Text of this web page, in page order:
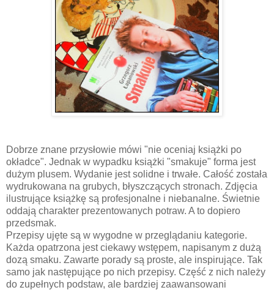
Dobrze znane przysłowie mówi "nie oceniaj książki po
okładce". Jednak w wypadku książki "smakuje" forma jest
dużym plusem. Wydanie jest solidne i trwałe. Całość została
wydrukowana na grubych, błyszczących stronach. Zdjęcia
ilustrujące książkę są profesjonalne i niebanalne. Świetnie
oddają charakter prezentowanych potraw. A to dopiero
przedsmak.
Przepisy ujęte są w wygodne w przeglądaniu kategorie.
Każda opatrzona jest ciekawy wstępem, napisanym z dużą
dozą smaku. Zawarte porady są proste, ale inspirujące. Tak
samo jak następujące po nich przepisy. Część z nich należy
do zupełnych podstaw, ale bardziej zaawansowani